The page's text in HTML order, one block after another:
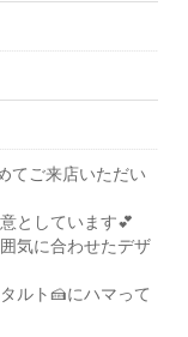
てご来店いただい
としています💕
気に合わせたデザ
ルト🍰にハマって